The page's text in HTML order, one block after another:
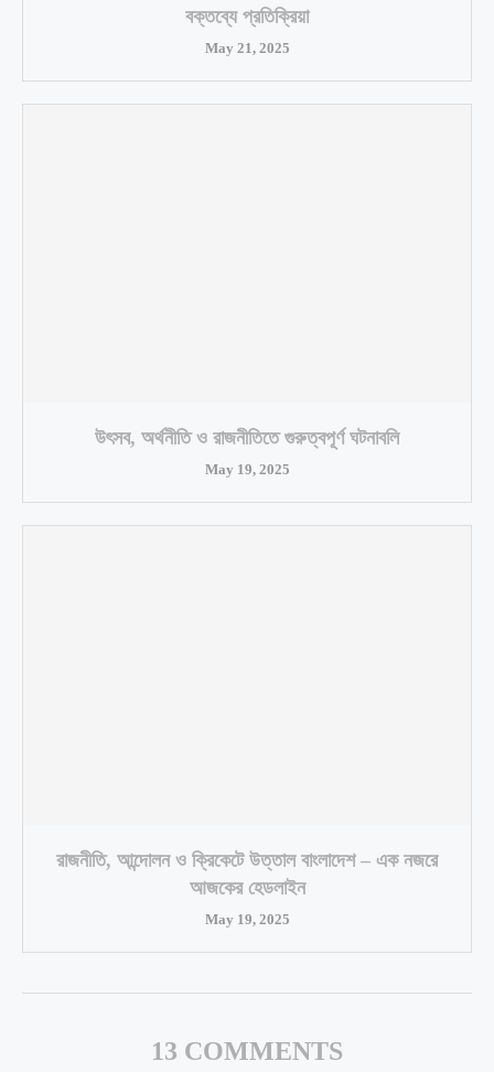
বক্তব্যে প্রতিক্রিয়া
May 21, 2025
উৎসব, অর্থনীতি ও রাজনীতিতে গুরুত্বপূর্ণ ঘটনাবলি
May 19, 2025
রাজনীতি, আন্দোলন ও ক্রিকেটে উত্তাল বাংলাদেশ – এক নজরে
আজকের হেডলাইন
May 19, 2025
13 COMMENTS